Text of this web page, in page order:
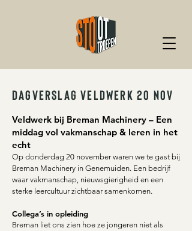
DAGVERSLAG VELDWERK 20 NOV
Veldwerk bij Breman Machinery – Een
middag vol vakmanschap & leren in het
echt
Op donderdag 20 november waren we te gast bij
Breman Machinery in Genemuiden. Een bedrijf
waar vakmanschap, nieuwsgierigheid en een
sterke leercultuur zichtbaar samenkomen.
Collega’s in opleiding
Breman liet ons zien hoe ze jongeren niet als